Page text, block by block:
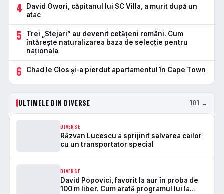
4
David Owori, căpitanul lui SC Villa, a murit după un
atac
5
Trei „Stejari” au devenit cetățeni români. Cum
întărește naturalizarea baza de selecție pentru
naționala
6 Chad le Clos și-a pierdut apartamentul în Cape Town
ULTIMELE DIN DIVERSE TOT →
DIVERSE
Răzvan Lucescu a sprijinit salvarea cailor
cu un transportator special
DIVERSE
David Popovici, favorit la aur în proba de
100 m liber. Cum arată programul lui la